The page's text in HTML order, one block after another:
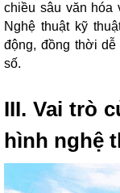
chiều sâu văn hóa
Nghệ thuật kỹ
động, đồng thời
số.
III. Vai trò
hình nghệ